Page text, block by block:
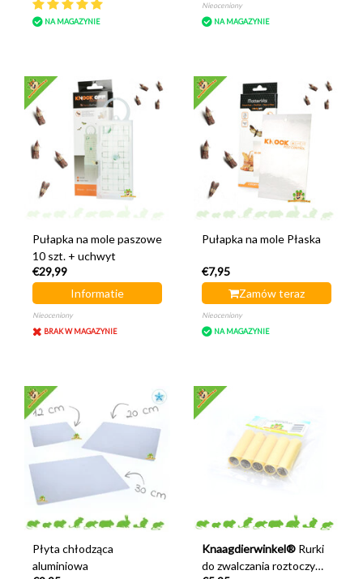
NA MAGAZYNIE
Nieoceniony
NA MAGAZYNIE
Pułapka na mole paszowe
10 szt. + uchwyt
€29,99
Informatie
Nieoceniony
BRAK W MAGAZYNIE
Pułapka na mole Płaska
€7,95
Zamów teraz
Nieoceniony
NA MAGAZYNIE
Płyta chłodząca
aluminiowa
Knaagdierwinkel® Rurki
do zwalczania roztoczy